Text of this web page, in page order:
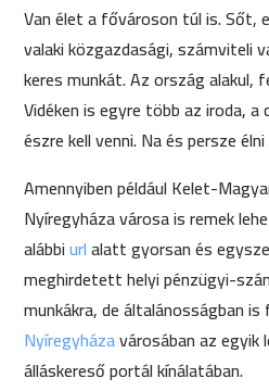
Van élet a fővároson túl is. Sőt,
valaki közgazdasági, számviteli
keres munkát. Az ország alakul,
Vidéken is egyre több az iroda, a
észre kell venni. Na és persze
Amennyiben például Kelet-
Nyíregyháza városa is remek
alábbiurlalatt gyorsan és
meghirdetett helyi pénzügyi-
munkákra, de általánosságban
Nyíregyházavárosában az egyik
álláskereső portál kínálatában.